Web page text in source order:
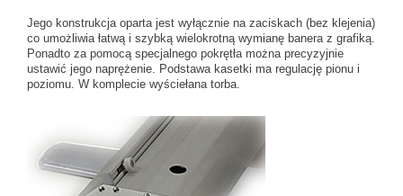
Jego konstrukcja oparta jest wyłącznie na zaciskach (bez klejenia)
co umożliwia łatwą i szybką wielokrotną wymianę banera z grafiką.
Ponadto za pomocą specjalnego pokrętła można precyzyjnie
ustawić jego naprężenie. Podstawa kasetki ma regulację pionu i
poziomu. W komplecie wyściełana torba.